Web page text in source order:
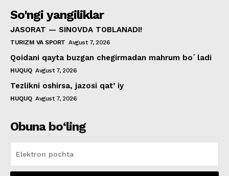
So'ngi yangiliklar
JASORAT — SINOVDA TOBLANADI!
TURIZM VA SPORT Avgust 7, 2026
Qoidani qayta buzgan chegirmadan mahrum boʻladi
HUQUQ Avgust 7, 2026
Tezlikni oshirsa, jazosi qatʼiy
HUQUQ Avgust 7, 2026
Obuna bo‘ling